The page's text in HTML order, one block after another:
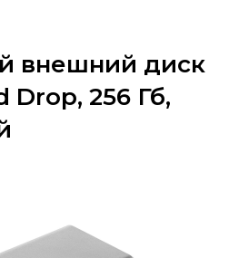
внешний диск
Drop, 256 Гб,